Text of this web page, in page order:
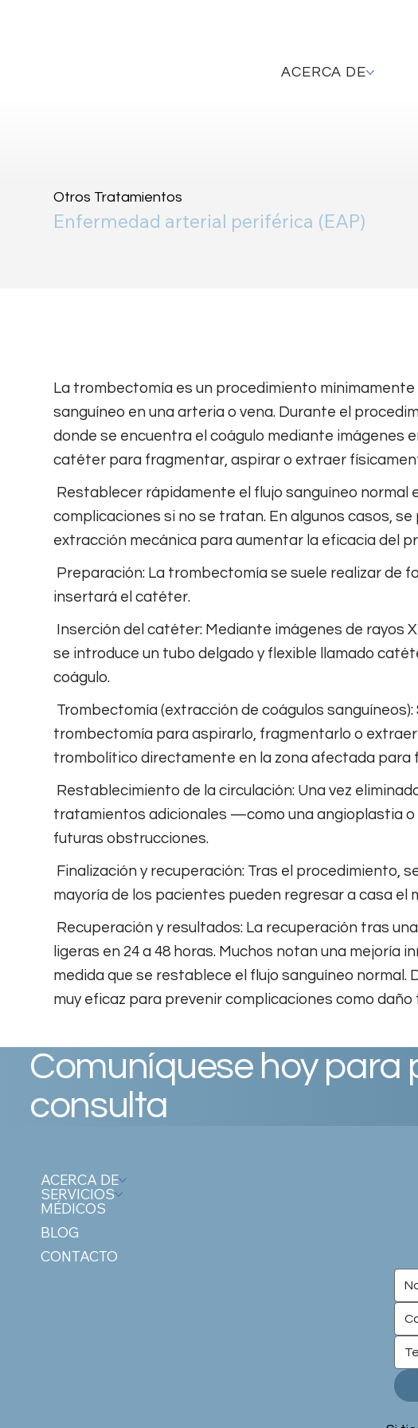
ACERCA DE
Otros Tratamientos
Enfermedad arterial periférica (EAP)
La trombectomía es un procedimiento
sanguíneo en una arteria o vena. Durante el
donde se encuentra el coágulo mediante imágenes
catéter para fragmentar, aspirar o extraer
Restablecer rápidamente el flujo sanguíneo normal
complicaciones si no se tratan. En algunos casos,
extracción mecánica para aumentar la eficacia del
Preparación: La trombectomía se suele realizar de
insertará el catéter.
Inserción del catéter: Mediante imágenes de rayos
se introduce un tubo delgado y flexible llamado
coágulo.
Trombectomía (extracción de coágulos
trombectomía para aspirarlo, fragmentarlo o
trombolítico directamente en la zona afectada para
Restablecimiento de la circulación: Una vez
tratamientos adicionales —como una angioplastia
futuras obstrucciones.
Finalización y recuperación: Tras el procedimiento,
mayoría de los pacientes pueden regresar a casa el
Recuperación y resultados: La recuperación tras
ligeras en 24 a 48 horas. Muchos notan una
medida que se restablece el flujo sanguíneo
muy eficaz para prevenir complicaciones como
Comuníquese hoy para
consulta
ACERCA DE
SERVICIOS
MÉDICOS
BLOG
CONTACTO